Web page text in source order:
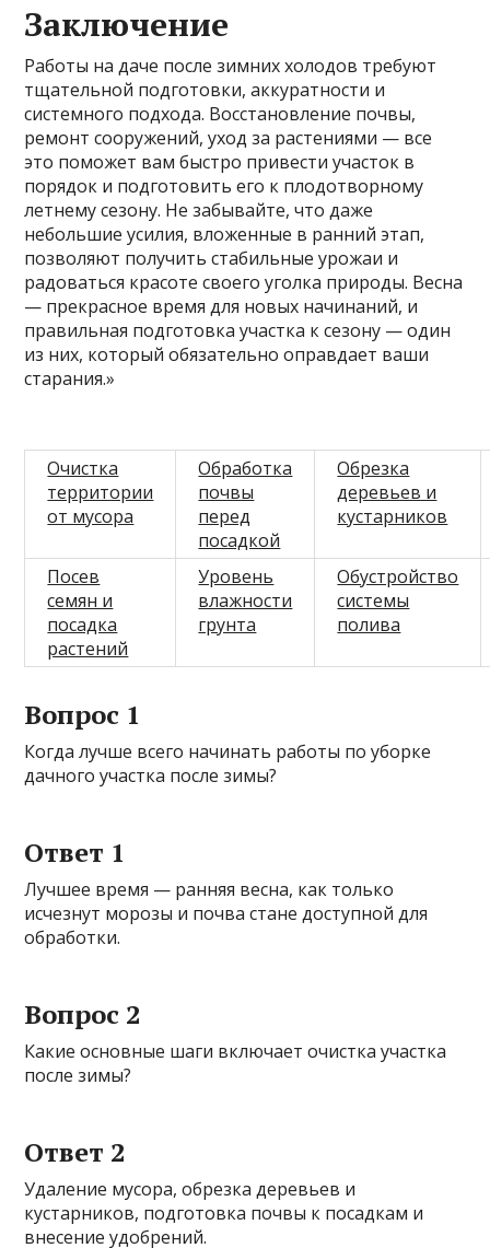
Заключение
Работы на даче после зимних холодов требуют
тщательной подготовки, аккуратности и
системного подхода. Восстановление почвы,
ремонт сооружений, уход за растениями — все
это поможет вам быстро привести участок в
порядок и подготовить его к плодотворному
летнему сезону. Не забывайте, что даже
небольшие усилия, вложенные в ранний этап,
позволяют получить стабильные урожаи и
радоваться красоте своего уголка природы. Весна
— прекрасное время для новых начинаний, и
правильная подготовка участка к сезону — один
из них, который обязательно оправдает ваши
старания.»
Очистка
территории
от мусора
Обработка
почвы
перед
посадкой
Обрезка
деревьев и
кустарников
Посев
семян и
посадка
растений
Уровень
влажности
грунта
Обустройство
системы
полива
Вопрос 1
Когда лучше всего начинать работы по уборке
дачного участка после зимы?
Ответ 1
Лучшее время — ранняя весна, как только
исчезнут морозы и почва стане доступной для
обработки.
Вопрос 2
Какие основные шаги включает очистка участка
после зимы?
Ответ 2
Удаление мусора, обрезка деревьев и
кустарников, подготовка почвы к посадкам и
внесение удобрений.